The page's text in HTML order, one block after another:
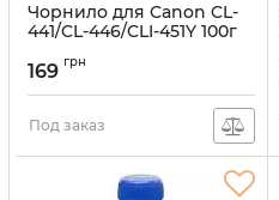
Чорнило для Canon CL-
441/CL-446/CLI-451Y 100г
Артикул:
169 грн
Под заказ